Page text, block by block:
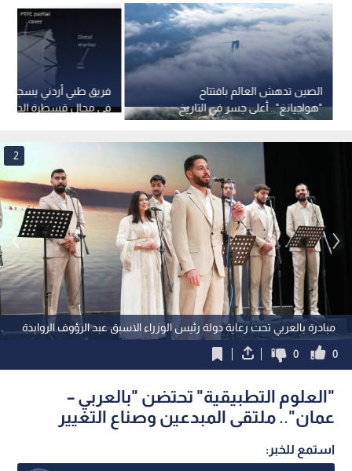
فريق طبي أردني يسجيل
في مجال قسطرة الدماغ
الصين تدهش العالم بافتتاح
"هواجيانغ".. أعلى جسر في التاريخ
بارتفاع 625 مترا
مبادرة بالعربي تحت رعاية دولة رئيس الوزراء الاسبق عبد الرؤوف الروابدة
2
0
0
"العلوم التطبيقية" تحتضن "بالعربي –
عمان".. ملتقى المبدعين وصناع التغيير
استمع للخبر: